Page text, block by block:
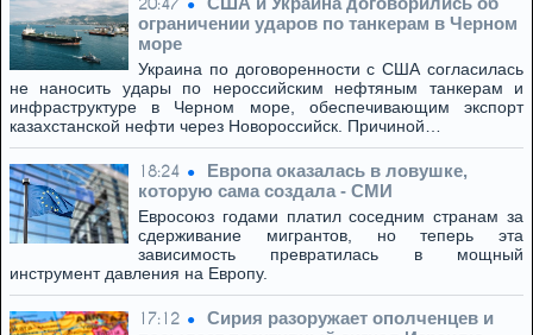
ограничении ударов по танкерам в Черном
море
Украина по договоренности с США согласилась
не наносить удары по нероссийским нефтяным танкерам и
инфраструктуре в Черном море, обеспечивающим экспорт
казахстанской нефти через Новороссийск. Причиной…
18:24
Европа оказалась в ловушке,
которую сама создала - СМИ
Евросоюз годами платил соседним странам за
сдерживание мигрантов, но теперь эта
зависимость превратилась в мощный
инструмент давления на Европу.
17:12
Сирия разоружает ополченцев и